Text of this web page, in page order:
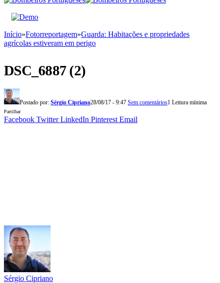
Início»Fotorreportagem»Guarda: Habitações e propriedades
agrícolas estiveram em perigo
DSC_6887 (2)
Postado por: Sérgio Cipriano28/08/17 - 9:47 Sem comentários1 Leitura mínima
Partilhar
Facebook Twitter LinkedIn Pinterest Email
Sérgio Cipriano